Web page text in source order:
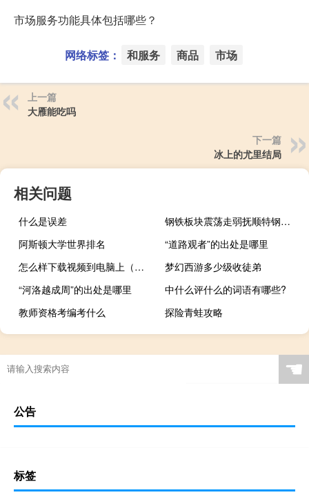
市场服务功能具体包括哪些？
网络标签： 和服务 商品 市场
上一篇
大雁能吃吗
下一篇
冰上的尤里结局
相关问题
什么是误差
钢铁板块震荡走弱抚顺特钢跌超3%
阿斯顿大学世界排名
“道路观者”的出处是哪里
怎么样下载视频到电脑上（怎么样下载视频）
梦幻西游多少级收徒弟
“河洛越成周”的出处是哪里
中什么评什么的词语有哪些?
教师资格考编考什么
探险青蛙攻略
☚
公告
标签